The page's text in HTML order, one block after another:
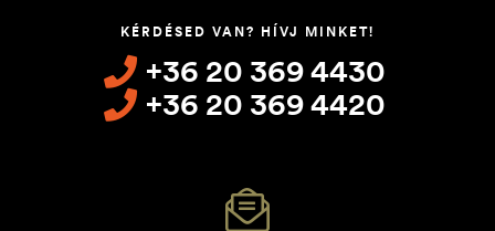
KÉRDÉSED VAN? HÍVJ MINKET!
+36 20 369 4430
+36 20 369 4420